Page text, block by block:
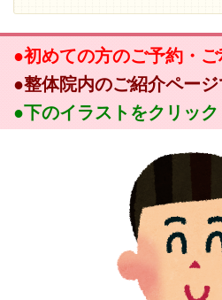
●初めての方のご予約・
●整体院内のご紹介ページ
●下のイラストをクリック